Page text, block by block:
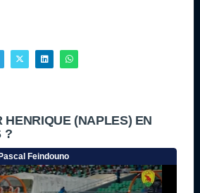
HENRIQUE (NAPLES) EN
?